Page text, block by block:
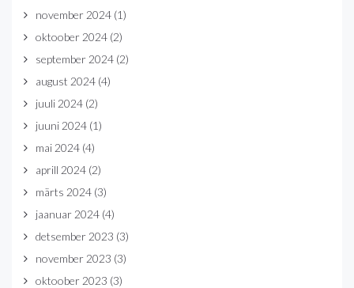
november 2024 (1)
oktoober 2024 (2)
september 2024 (2)
august 2024 (4)
juuli 2024 (2)
juuni 2024 (1)
mai 2024 (4)
aprill 2024 (2)
märts 2024 (3)
jaanuar 2024 (4)
detsember 2023 (3)
november 2023 (3)
oktoober 2023 (3)